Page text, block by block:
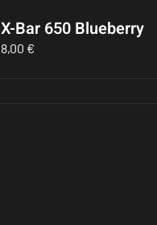
X-Bar 650 Blueberry
8,00 €